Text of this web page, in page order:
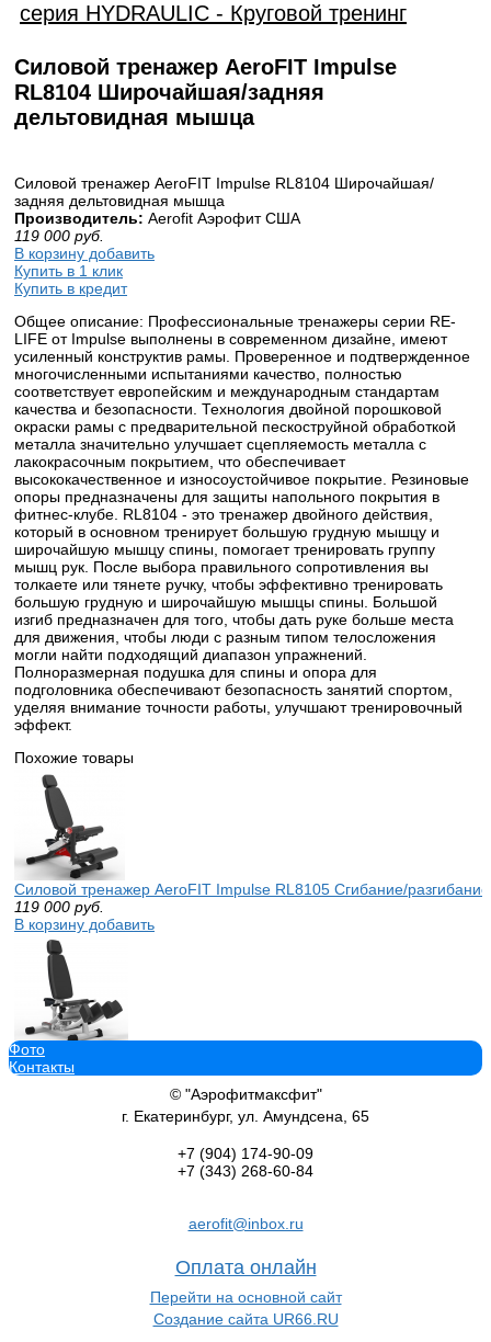
серия HYDRAULIC - Круговой тренинг
Силовой тренажер AeroFIT Impulse
RL8104 Широчайшая/задняя
дельтовидная мышца
Силовой тренажер AeroFIT Impulse RL8104 Широчайшая/
задняя дельтовидная мышца
Производитель: Aerofit Аэрофит США
119 000 руб.
В корзину добавить
Купить в 1 клик
Купить в кредит
Общее описание: Профессиональные тренажеры серии RE-
LIFE от Impulse выполнены в современном дизайне, имеют
усиленный конструктив рамы. Проверенное и подтвержденное
многочисленными испытаниями качество, полностью
соответствует европейским и международным стандартам
качества и безопасности. Технология двойной порошковой
окраски рамы с предварительной пескоструйной обработкой
металла значительно улучшает сцепляемость металла с
лакокрасочным покрытием, что обеспечивает
высококачественное и износоустойчивое покрытие. Резиновые
опоры предназначены для защиты напольного покрытия в
фитнес-клубе. RL8104 - это тренажер двойного действия,
который в основном тренирует большую грудную мышцу и
широчайшую мышцу спины, помогает тренировать группу
мышц рук. После выбора правильного сопротивления вы
толкаете или тянете ручку, чтобы эффективно тренировать
большую грудную и широчайшую мышцы спины. Большой
изгиб предназначен для того, чтобы дать руке больше места
для движения, чтобы люди с разным типом телосложения
могли найти подходящий диапазон упражнений.
Полноразмерная подушка для спины и опора для
подголовника обеспечивают безопасность занятий спортом,
уделяя внимание точности работы, улучшают тренировочный
эффект.
Похожие товары
Силовой тренажер AeroFIT Impulse RL8105 Сгибание/разгибание
119 000 руб.
В корзину добавить
Силовой тренажер AeroFIT Impulse RL8108 Сведение/
119 000 руб.
Силовой тренажер AeroFIT Impulse RL8102 Жим над головой /
Фото
Контакты
© "Аэрофитмаксфит"
г. Екатеринбург, ул. Амундсена, 65
+7 (904) 174-90-09
+7 (343) 268-60-84
aerofit@inbox.ru
Оплата онлайн
Перейти на основной сайт
Создание сайта UR66.RU